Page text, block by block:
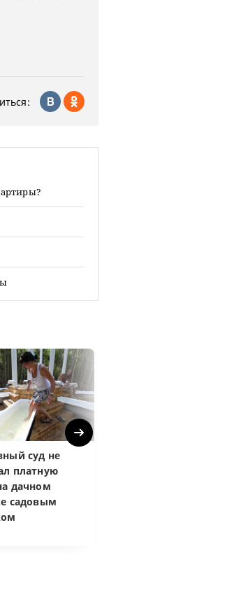
суд не
платную
дачном
садовым
Next